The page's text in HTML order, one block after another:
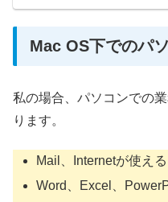
Mac OS下でのパ
私の場合、パソコンでの
ります。
Mail、Internetが使える
Word、Excel、